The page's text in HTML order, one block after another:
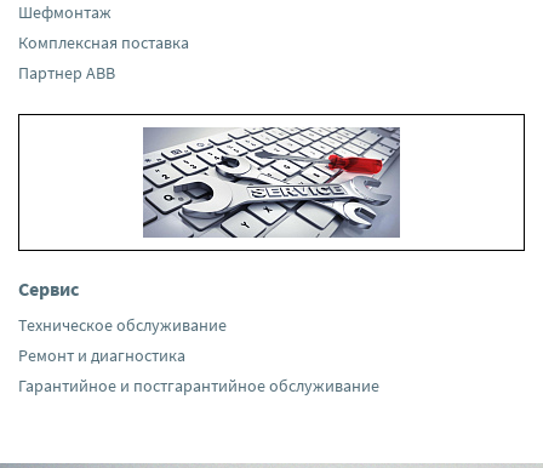
Шефмонтаж
Комплексная поставка
Партнер ABB
Сервис
Техническое обслуживание
Ремонт и диагностика
Гарантийное и постгарантийное обслуживание